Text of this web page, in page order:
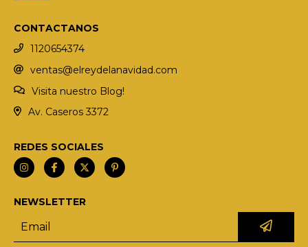
CONTACTANOS
1120654374
ventas@elreydelanavidad.com
Visita nuestro Blog!
Av. Caseros 3372
REDES SOCIALES
NEWSLETTER